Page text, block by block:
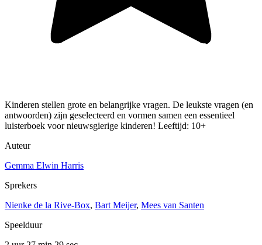
Kinderen stellen grote en belangrijke vragen. De leukste vragen (en
antwoorden) zijn geselecteerd en vormen samen een essentieel
luisterboek voor nieuwsgierige kinderen! Leeftijd: 10+
Auteur
Gemma Elwin Harris
Sprekers
Nienke de la Rive-Box, Bart Meijer, Mees van Santen
Speelduur